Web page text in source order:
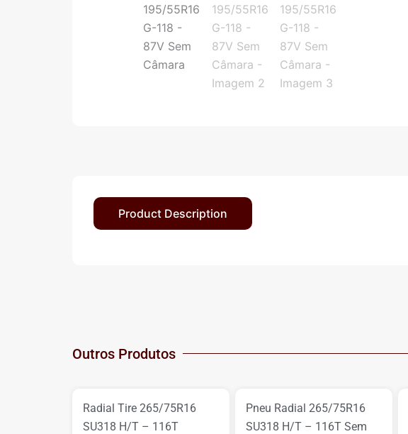
Product Description
Outros Produtos
Radial Tire 265/75R16
SU318 H/T – 116T
Pneu Radial 265/75R16
SU318 H/T – 116T Sem